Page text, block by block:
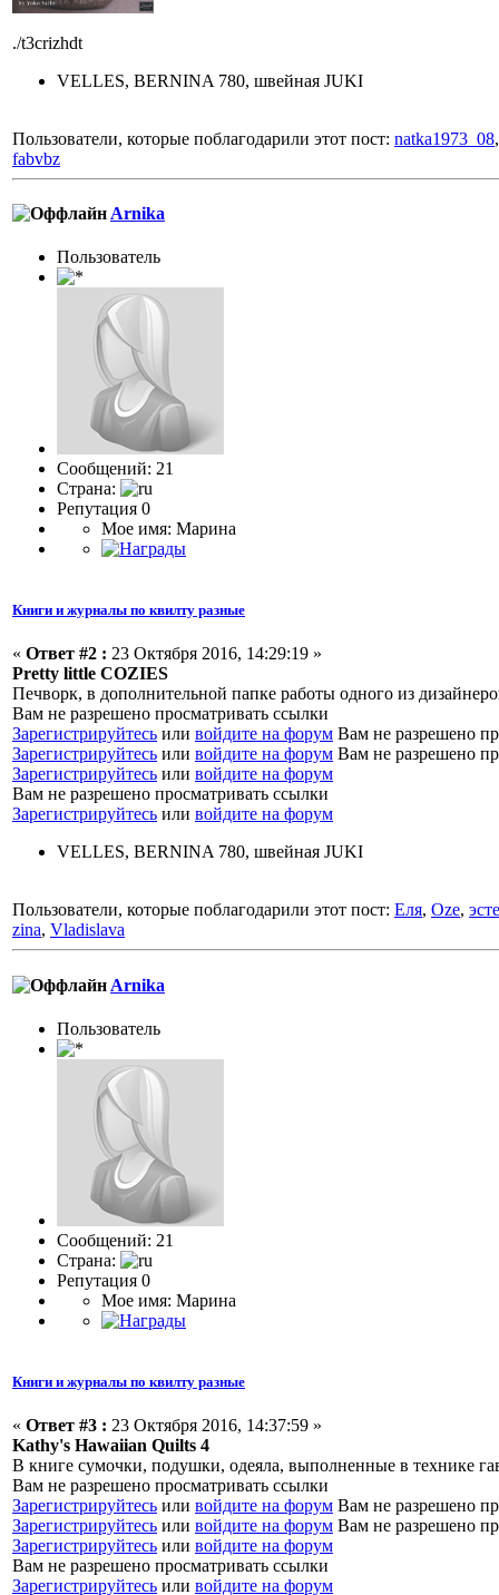
./t3crizhdt
VELLES, BERNINA 780, швейная JUKI
Пользователи, которые поблагодарили этот пост: natka1973_08
fabvbz
Arnika
Пользоватeль
Сообщений: 21
Страна:
Репутация 0
Мое имя: Марина
Книги и журналы по квилту разные
« Ответ #2 : 23 Октября 2016, 14:29:19 »
Pretty little COZIES
Печворк, в дополнительной папке работы одного из
Вам не разрешено просматривать ссылки
Зарегистрируйтесь или войдите на форум Вам не разрешено
Зарегистрируйтесь или войдите на форум Вам не разрешено
Зарегистрируйтесь или войдите на форум
Вам не разрешено просматривать ссылки
Зарегистрируйтесь или войдите на форум
VELLES, BERNINA 780, швейная JUKI
Пользователи, которые поблагодарили этот пост: Еля, Oze,
zina, Vladislava
Arnika
Пользоватeль
Сообщений: 21
Страна:
Репутация 0
Мое имя: Марина
Книги и журналы по квилту разные
« Ответ #3 : 23 Октября 2016, 14:37:59 »
Kathy's Hawaiian Quilts 4
В книге сумочки, подушки, одеяла, выполненные в технике
Вам не разрешено просматривать ссылки
Зарегистрируйтесь или войдите на форум Вам не разрешено
Зарегистрируйтесь или войдите на форум Вам не разрешено
Зарегистрируйтесь или войдите на форум
Вам не разрешено просматривать ссылки
Зарегистрируйтесь или войдите на форум